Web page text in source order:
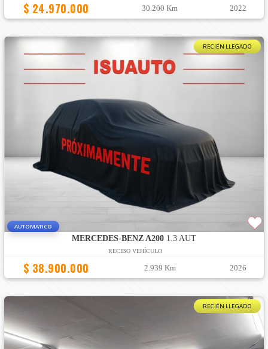
$ 24.970.000 30.200 Km 2022
RECIÉN LLEGADO
AUTOMATICO
MERCEDES-BENZ A2001.3 AUT
RECIBO VEHÍCULO
$ 38.900.000 2.939 Km 2026
RECIÉN LLEGADO